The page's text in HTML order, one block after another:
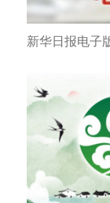
新华日报电子